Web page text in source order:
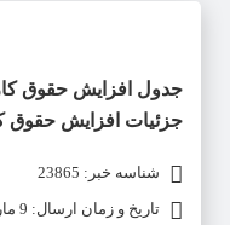
جدول افزایش حقوق
جزئیات افزایش حقوق
شناسه خبر: 23865
تاریخ و زمان ارسال: 9 مارس 2024 ساعت 8:25